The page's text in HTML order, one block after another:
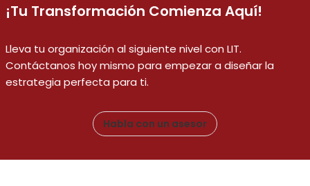
¡Tu Transformación Comienza Aquí!
Lleva tu organización al siguiente nivel con LIT.
Contáctanos hoy mismo para empezar a diseñar la
estrategia perfecta para ti.
Habla con un asesor